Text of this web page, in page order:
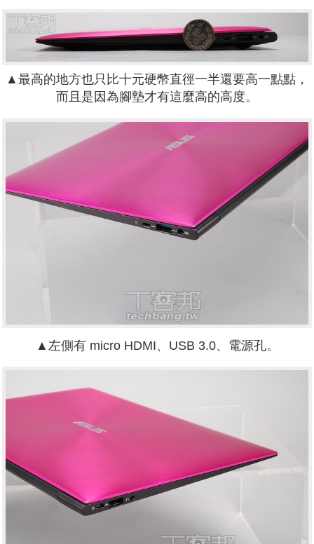
▲最高的地方也只比十元硬幣直徑一半還要高一點點，
而且是因為腳墊才有這麼高的高度。
▲左側有 micro HDMI、USB 3.0、電源孔。